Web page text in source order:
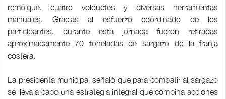
remolque, cuatro volquetes y diversas herramientas
manuales. Gracias al esfuerzo coordinado de los
participantes, durante esta jornada fueron retiradas
aproximadamente 70 toneladas de sargazo de la franja
costera.
La presidenta municipal señaló que para combatir al sargazo
se lleva a cabo una estrategia integral que combina acciones